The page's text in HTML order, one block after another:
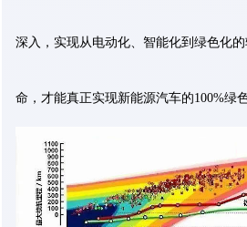
深入，实现从电动化、智能化到绿色化
命，才能真正实现新能源汽车的100%绿色